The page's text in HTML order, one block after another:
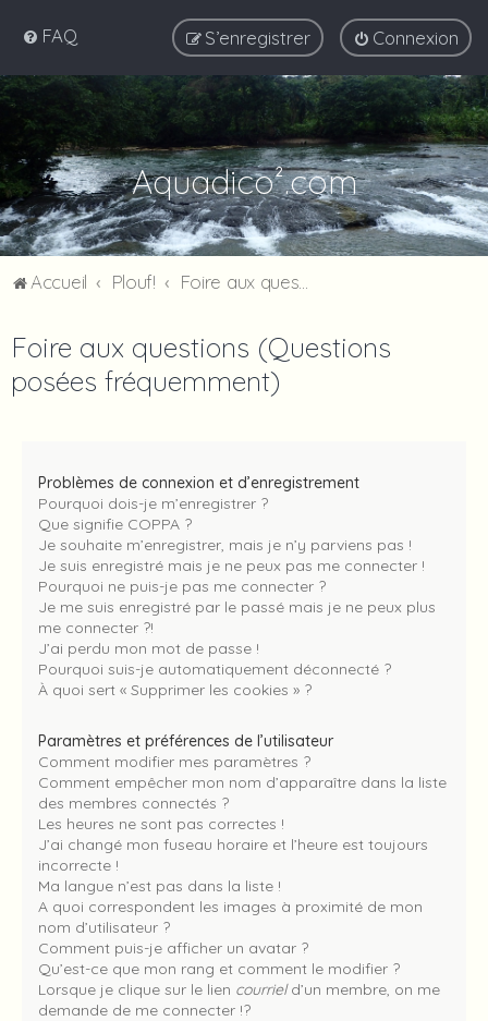
FAQ Connexion
S’enregistrer
Aquadico².com
Accueil Plouf!
Foire aux questions (Questions
posées fréquemment)
Problèmes de connexion et d’enregistrement
Pourquoi dois-je m’enregistrer ?
Que signifie COPPA ?
Je souhaite m’enregistrer, mais je n’y parviens pas !
Je suis enregistré mais je ne peux pas me connecter !
Pourquoi ne puis-je pas me connecter ?
Je me suis enregistré par le passé mais je ne peux plus
me connecter ?!
J’ai perdu mon mot de passe !
Pourquoi suis-je automatiquement déconnecté ?
À quoi sert « Supprimer les cookies » ?
Paramètres et préférences de l’utilisateur
Comment modifier mes paramètres ?
Comment empêcher mon nom d’apparaître dans la liste
des membres connectés ?
Les heures ne sont pas correctes !
J’ai changé mon fuseau horaire et l’heure est toujours
incorrecte !
Ma langue n’est pas dans la liste !
A quoi correspondent les images à proximité de mon
nom d’utilisateur ?
Comment puis-je afficher un avatar ?
Qu’est-ce que mon rang et comment le modifier ?
Lorsque je clique sur le lien courrield’un membre, on me
demande de me connecter !?